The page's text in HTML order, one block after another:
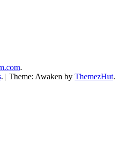
.
. | Theme: Awaken by ThemezHut.